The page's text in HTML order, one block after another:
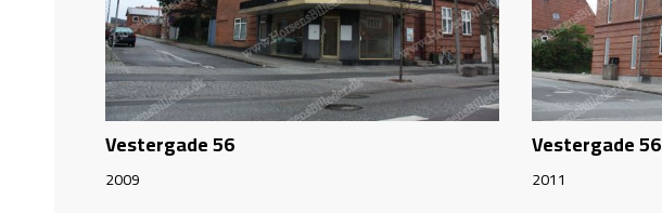
Vestergade 56
2009
Vestergade 56
2011